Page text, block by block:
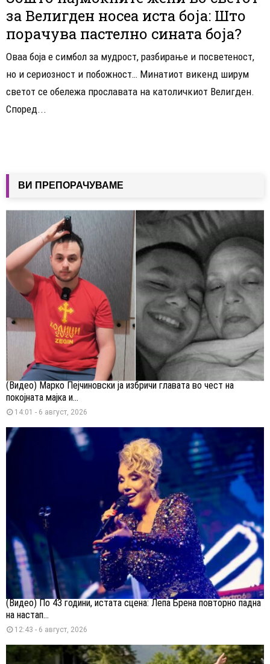
за Велигден носеа иста боја: Што
порачува пастелно сината боја?
Оваа боја е симбол за мудрост, разбирање и посветеност,
но и сериозност и побожност… Минатиот викенд ширум
светот се обележа прославата на католичкиот Велигден.
Според...
ВИ ПРЕПОРАЧУВАМЕ
(Видео) Марко Пејчиновски ја избричи главата во чест на
покојната мајка и...
14:01 - 6 август, 2026
(Видео) По 43 години, истата сцена: Лепа Брена повторно падна
на настап...
12:43 - 6 август, 2026